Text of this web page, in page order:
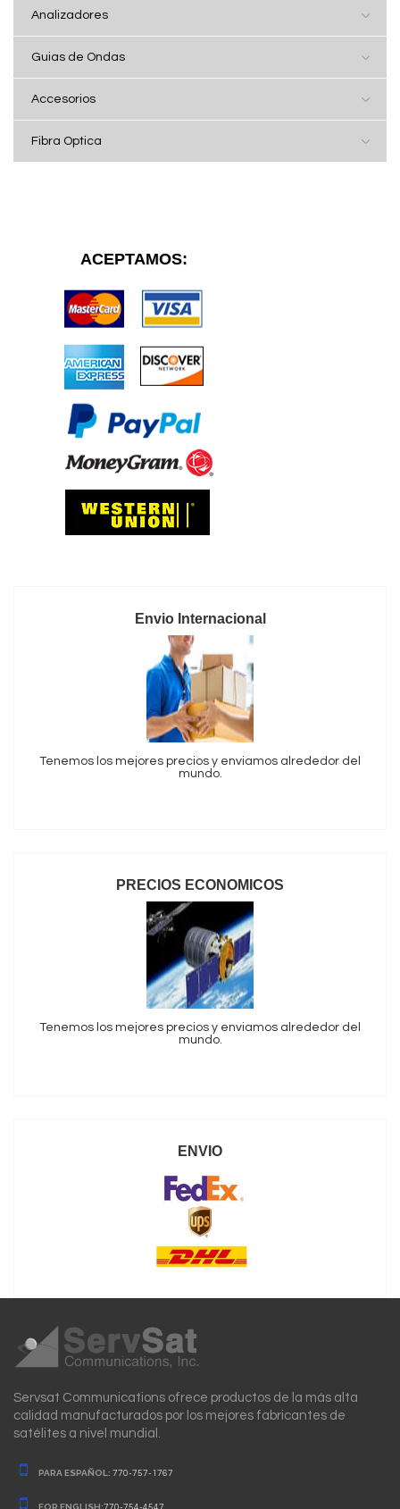
Analizadores
Guias de Ondas
Accesorios
Fibra Optica
ACEPTAMOS:
Envio Internacional
Tenemos los mejores precios y enviamos alrededor del
mundo.
PRECIOS ECONOMICOS
Tenemos los mejores precios y enviamos alrededor del
mundo.
ENVIO
Servsat Communications ofrece productos de la más alta
calidad manufacturados por los mejores fabricantes de
satélites a nivel mundial.
PARA ESPAÑOL: 770-757-1767
FOR ENGLISH:770-754-4547